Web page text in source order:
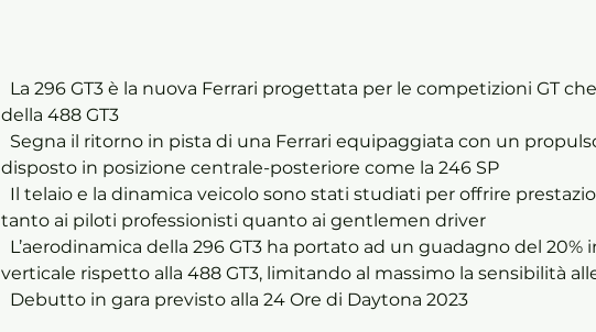
della 488 GT3
disposto in posizione centrale-posteriore come la 246 SP
tanto ai piloti professionisti quanto ai gentlemen driver
verticale rispetto alla 488 GT3, limitando al massimo la sensibilità
  Debutto in gara previsto alla 24 Ore di Daytona 2023